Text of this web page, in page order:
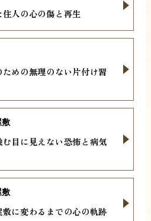
人の心の傷と再生
めの無理のない片付け習
目に見えない恐怖と病気
敷
に変わるまでの心の軌跡
敷